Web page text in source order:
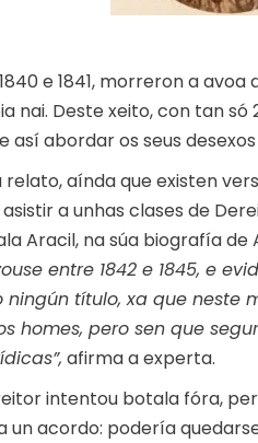
e 1841, morreron a
nai. Deste xeito, con tan
así abordar os seus
relato, aínda que existen
a unhas clases de
Aracil, na súa biografía
entre 1842 e 1845, e
ningún título, xa que
homes, pero sen que
afirma a experta.
intentou botala fóra,
un acordo: podería